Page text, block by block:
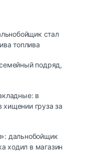
стал
топлива
подряд,
в
груза за
дальнобойщик
ходил в магазин